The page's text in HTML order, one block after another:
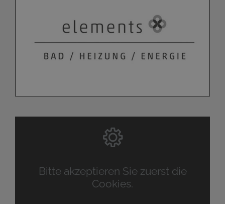
Bitte akzeptieren Sie zuerst die
Cookies.